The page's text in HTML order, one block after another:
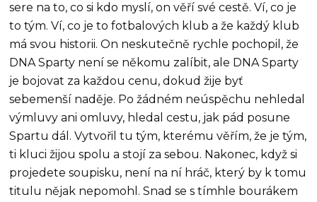
sere na to, co si kdo myslí, on věří své cestě. Ví, co je
to tým. Ví, co je to fotbalových klub a že každý klub
má svou historii. On neskutečně rychle pochopil, že
DNA Sparty není se někomu zalíbit, ale DNA Sparty
je bojovat za každou cenu, dokud žije byť
sebemenší naděje. Po žádném neúspěchu nehledal
výmluvy ani omluvy, hledal cestu, jak pád posune
Spartu dál. Vytvořil tu tým, kterému věřím, že je tým,
ti kluci žijou spolu a stojí za sebou. Nakonec, když si
projedete soupisku, není na ní hráč, který by k tomu
titulu nějak nepomohl. Snad se s tímhle bourákem